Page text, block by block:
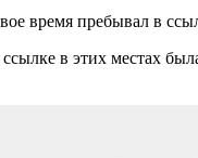
время пребывал в
в этих местах